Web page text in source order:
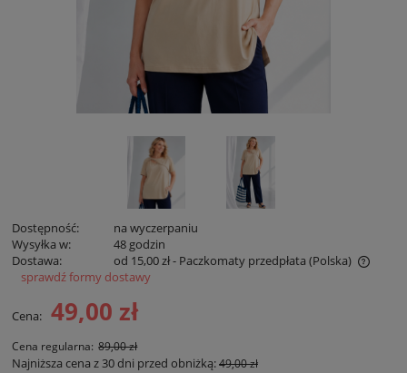
Dostępność:
na wyczerpaniu
Wysyłka w:
48 godzin
Dostawa:
od 15,00 zł- Paczkomaty przedpłata (Polska)
Cena nie zawiera ewentualnych kosztów płatności
sprawdź formy dostawy
Cena: 49,00 zł
Cena regularna: 89,00 zł
Najniższa cena z 30 dni przed obniżką:49,00 zł